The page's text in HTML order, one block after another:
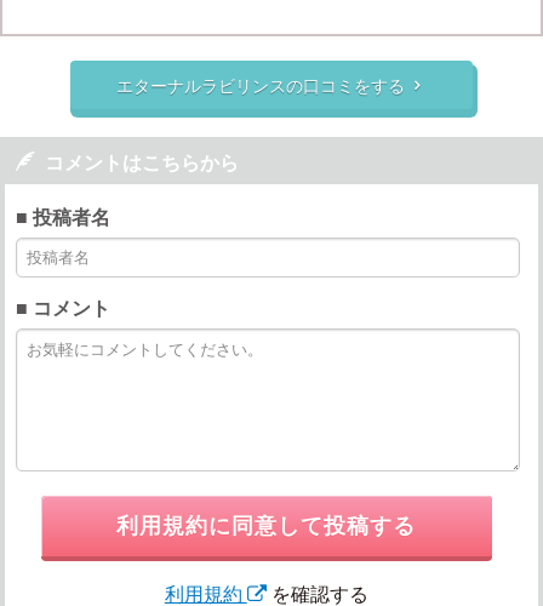
エターナルラビリンスの口コミをする 
 コメントはこちらから
■ 投稿者名
■ コメント
利用規約に同意して投稿する
利用規約 を確認する